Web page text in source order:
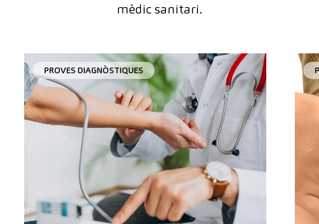
mèdic sanitari.
PROVES DIAGNÒSTIQUES